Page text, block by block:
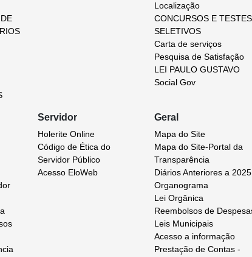
Localização
CONCURSOS E TESTES
SELETIVOS
Carta de serviços
Pesquisa de Satisfação
LEI PAULO GUSTAVO
Social Gov
Servidor
Holerite Online
Código de Ética do
Servidor Público
Acesso EloWeb
Geral
Mapa do Site
Mapa do Site-Portal da
Transparência
Diários Anteriores a 2025
Organograma
Lei Orgânica
Reembolsos de
Leis Municipais
Acesso a informação
Prestação de Contas -